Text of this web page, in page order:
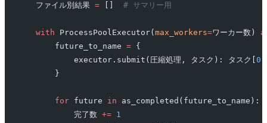
    ファイル別結果
= # サマリー用
    with
ProcessPoolExecutor( max_workers=ワーカー数)
        future_to_name
= {
            executor.submit(圧縮処理, タスク): タスク[
0
        }
        for
future in as_completed(future_to_name):
            完了数
+= 1